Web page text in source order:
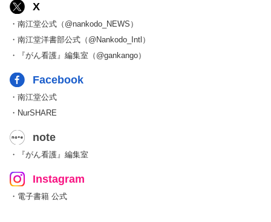
X
・南江堂公式（@nankodo_NEWS）
・南江堂洋書部公式（@Nankodo_Intl）
・『がん看護』編集室（@gankango）
Facebook
・南江堂公式
・NurSHARE
note
・『がん看護』編集室
Instagram
・電子書籍 公式